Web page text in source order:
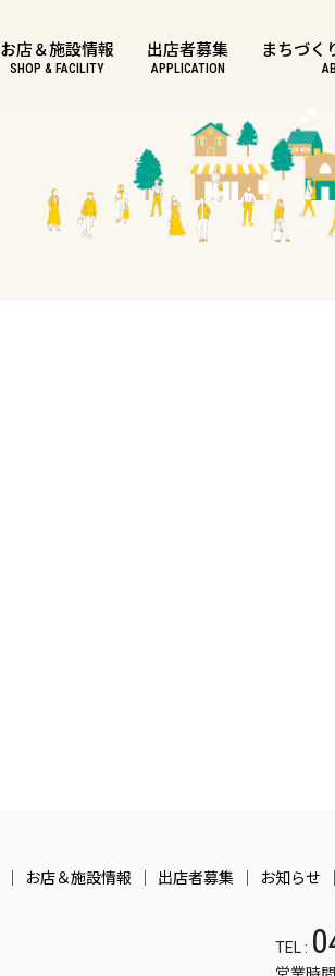
お店＆施設情報
SHOP & FACILITY
出店者募集
APPLICATION
まちづく
お店＆施設情報 出店者募集 お知らせ
TEL :